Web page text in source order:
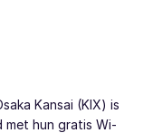
Kansai (KIX) is
met hun gratis Wi-